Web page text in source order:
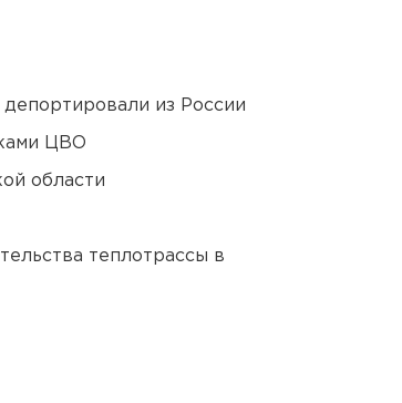
из России
ЦВО
области
теплотрассы в